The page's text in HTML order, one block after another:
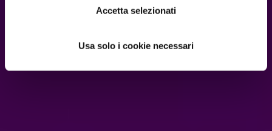
Accetta selezionati
Usa solo i cookie necessari